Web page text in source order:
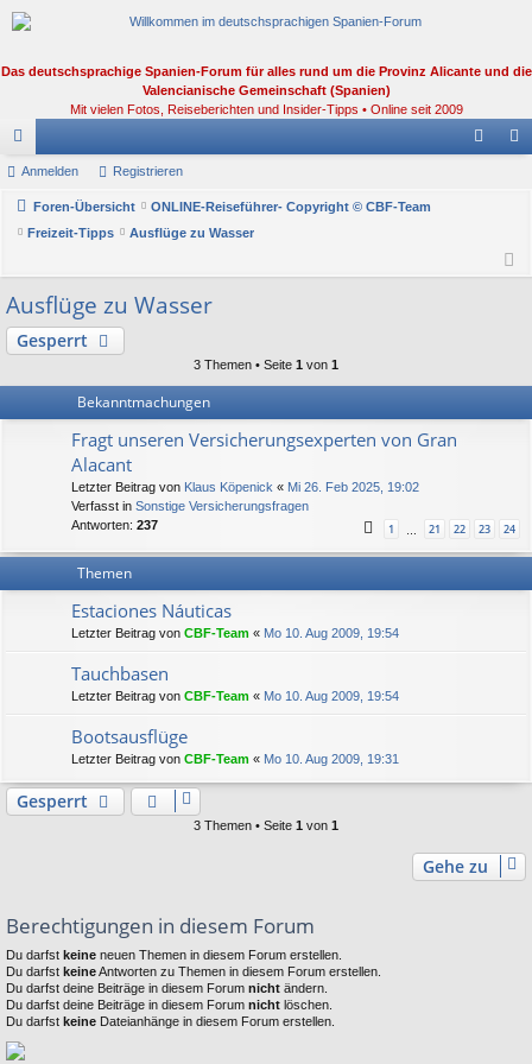
Das deutschsprachige Spanien-Forum für alles rund um die Provinz Alicante und die
Valencianische Gemeinschaft (Spanien)
Mit vielen Fotos, Reiseberichten und Insider-Tipps • Online seit 2009
or
en
de re
Anmelden Registrieren
Foren-Übersicht
ONLINE-Reiseführer- Copyright © CBF-Team
Freizeit-Tipps
Ausflüge zu Wasser
Ausflüge zu Wasser
Gesperrt
3 Themen • Seite 1 von 1
Bekanntmachungen
Fragt unseren Versicherungsexperten von Gran
Alacant
Letzter Beitrag von Klaus Köpenick « Mi 26. Feb 2025, 19:02
Verfasst in Sonstige Versicherungsfragen
Antworten: 237 1 … 21 22 23 24
Themen
Estaciones Náuticas
Letzter Beitrag von CBF-Team « Mo 10. Aug 2009, 19:54
Tauchbasen
Letzter Beitrag von CBF-Team « Mo 10. Aug 2009, 19:54
Bootsausflüge
Letzter Beitrag von CBF-Team « Mo 10. Aug 2009, 19:31
Gesperrt
3 Themen • Seite 1 von 1
Gehe zu
Berechtigungen in diesem Forum
Du darfst keine neuen Themen in diesem Forum erstellen.
Du darfst keineAntworten zu Themen in diesem Forum erstellen.
Du darfst deine Beiträge in diesem Forum nicht ändern.
Du darfst deine Beiträge in diesem Forum nicht löschen.
Du darfst keine Dateianhänge in diesem Forum erstellen.